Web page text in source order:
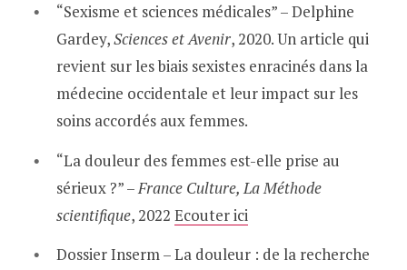
“Sexisme et sciences médicales” – Delphine
Gardey,Sciences et Avenir, 2020. Un article qui
revient sur les biais sexistes enracinés dans la
médecine occidentale et leur impact sur les
soins accordés aux femmes.
“La douleur des femmes est-elle prise au
sérieux ?” –France Culture, La Méthode
scientifique, 2022 Ecouter ici
Dossier Inserm – La douleur : de la recherche